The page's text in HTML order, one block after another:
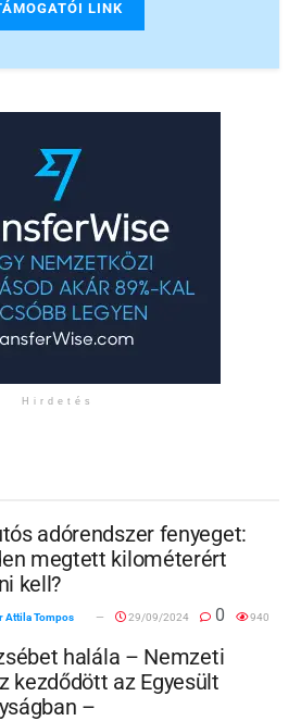
LINK
Hirdetés
adórendszer fenyeget:
megtett kilométerért
kell?
Attila Tompos 29/09/2024 0 940
halála – Nemzeti
kezdődött az Egyesült
–